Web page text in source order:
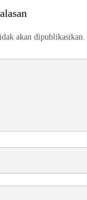
akan dipublikasikan.